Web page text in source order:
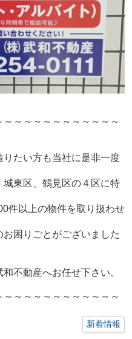
～～～～～～～～～～～
たい方も当社に是非一度
東区、鶴見区の４区に特
件以上の物件を取り扱わせ
困りごとがございました
不動産へお任せ下さい。
～～～～～～～～～～～
新着情報